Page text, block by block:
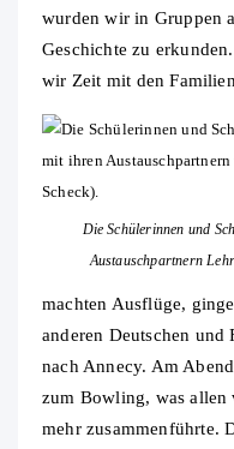
wurden wir in Gruppen
Geschichte zu
wir Zeit mit den
Die Schülerinnen und
Austauschpartnern
machten Ausflüge,
anderen Deutschen
nach Annecy. Am
zum Bowling, was allen
mehr zusammenführte.